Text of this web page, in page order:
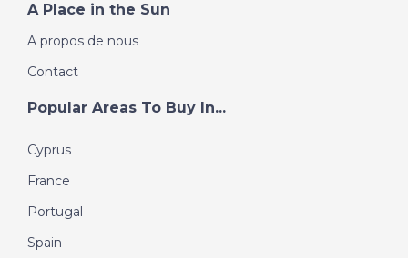
A Place in the Sun
A propos de nous
Contact
Popular Areas To Buy In...
Cyprus
France
Portugal
Spain